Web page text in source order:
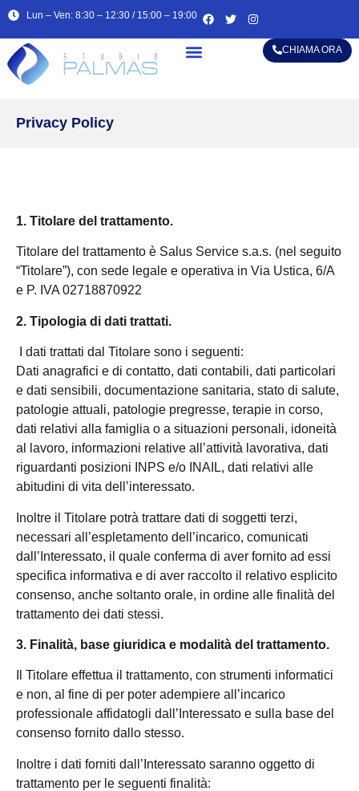
Lun – Ven: 8:30 – 12:30 / 15:00 – 19:00
CHIAMA ORA
Privacy Policy
1. Titolare del trattamento.
Titolare del trattamento è Salus Service s.a.s. (nel seguito
“Titolare”), con sede legale e operativa in Via Ustica, 6/A
e P. IVA 02718870922
2. Tipologia di dati trattati.
I dati trattati dal Titolare sono i seguenti:
Dati anagrafici e di contatto, dati contabili, dati particolari
e dati sensibili, documentazione sanitaria, stato di salute,
patologie attuali, patologie pregresse, terapie in corso,
dati relativi alla famiglia o a situazioni personali, idoneità
al lavoro, informazioni relative all’attività lavorativa, dati
riguardanti posizioni INPS e/o INAIL, dati relativi alle
abitudini di vita dell’interessato.
Inoltre il Titolare potrà trattare dati di soggetti terzi,
necessari all’espletamento dell’incarico, comunicati
dall’Interessato, il quale conferma di aver fornito ad essi
specifica informativa e di aver raccolto il relativo esplicito
consenso, anche soltanto orale, in ordine alle finalità del
trattamento dei dati stessi.
3. Finalità, base giuridica e modalità del trattamento.
Il Titolare effettua il trattamento, con strumenti informatici
e non, al fine di per poter adempiere all’incarico
professionale affidatogli dall’Interessato e sulla base del
consenso fornito dallo stesso.
Inoltre i dati forniti dall’Interessato saranno oggetto di
trattamento per le seguenti finalità: